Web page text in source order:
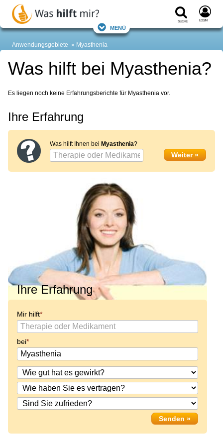
Suche Login
Menü
Anwendungsgebiete Myasthenia
Was hilft bei Myasthenia?
Es liegen noch keine Erfahrungsberichte für Myasthenia vor.
Ihre Erfahrung
Was hilft Ihnen bei Myasthenia?
Ihre Erfahrung
Mir hilft
bei